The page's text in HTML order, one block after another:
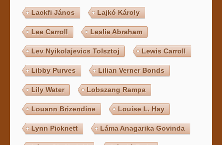
Lackfi János Lajkó Károly
Lee Carroll Leslie Abraham
Lev Nyikolajevics Tolsztoj Lewis Carroll
Libby Purves Lilian Verner Bonds
Lily Water Lobszang Rampa
Louann Brizendine Louise L. Hay
Lynn Picknett Láma Anagarika Govinda